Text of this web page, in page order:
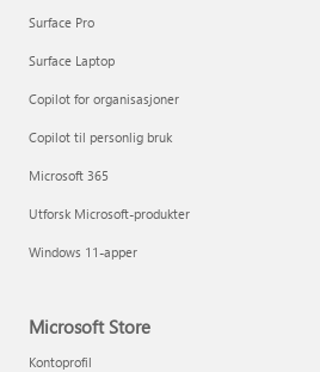
Surface Pro
Surface Laptop
Copilot for organisasjoner
Copilot til personlig bruk
Microsoft 365
Utforsk Microsoft-produkter
Windows 11-apper
Microsoft Store
Kontoprofil